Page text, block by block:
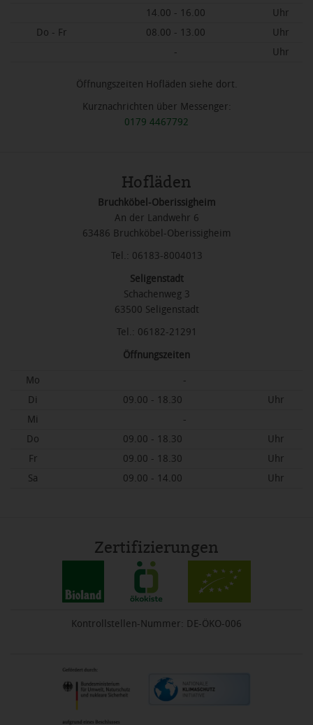
14.00 - 16.00
Uhr
Do - Fr
08.00 - 13.00
Uhr
-
Uhr
Öffnungszeiten Hofläden siehe dort.
Kurznachrichten über Messenger:
0179 4467792
Hofläden
Bruchköbel-Oberissigheim
An der Landwehr 6
63486 Bruchköbel-Oberissigheim
Tel.: 06183-8004013
Seligenstadt
Schachenweg 3
63500 Seligenstadt
Tel.: 06182-21291
Öffnungszeiten
Mo
-
Di
09.00 - 18.30
Uhr
Mi
-
Do
09.00 - 18.30
Uhr
Fr
09.00 - 18.30
Uhr
Sa
09.00 - 14.00 Uhr
Zertifizierungen
Kontrollstellen-Nummer: DE-ÖKO-006